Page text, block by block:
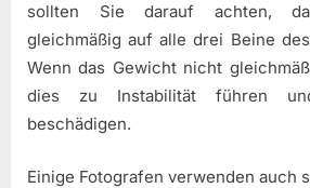
sollten Sie darauf achten,
gleichmäßig auf alle drei Beine
Wenn das Gewicht nicht
dies zu Instabilität führen
beschädigen.
Einige Fotografen verwenden auch